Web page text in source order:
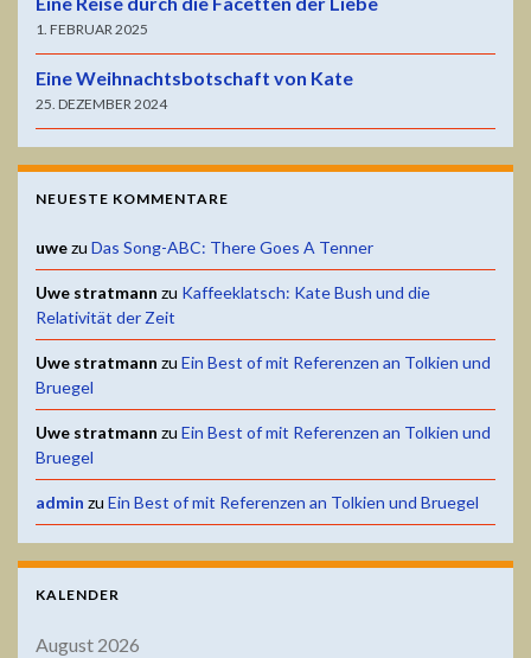
1. FEBRUAR 2025
Eine Weihnachtsbotschaft von Kate
25. DEZEMBER 2024
NEUESTE KOMMENTARE
uwezu Das Song-ABC: There Goes A Tenner
Uwe stratmann zu Kaffeeklatsch: Kate Bush und die
Relativität der Zeit
Uwe stratmann zu Ein Best of mit Referenzen an Tolkien und
Bruegel
Uwe stratmann zu Ein Best of mit Referenzen an Tolkien und
Bruegel
admin zu Ein Best of mit Referenzen an Tolkien und Bruegel
KALENDER
August 2026